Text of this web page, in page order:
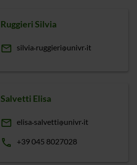
Ruggieri Silvia
email silvia ruggieri univr it
Salvetti Elisa
email elisa salvetti univr it
phone +39 045 8027028